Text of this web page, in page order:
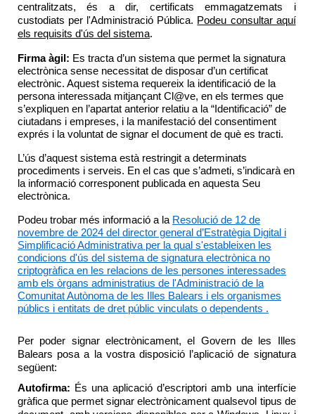
centralitzats, és a dir, certificats emmagatzemats i
custodiats per l'Administració Pública. Podeu consultar aquí
els requisits d'ús del sistema.
Firma àgil: Es tracta d’un sistema que permet la signatura
electrònica sense necessitat de disposar d’un certificat
electrònic. Aquest sistema requereix la identificació de la
persona interessada mitjançant Cl@ve, en els termes que
s’expliquen en l’apartat anterior relatiu a la “Identificació” de
ciutadans i empreses, i la manifestació del consentiment
exprés i la voluntat de signar el document de què es tracti.
L’ús d’aquest sistema està restringit a determinats
procediments i serveis. En el cas que s’admeti, s’indicarà en
la informació corresponent publicada en aquesta Seu
electrònica.
Podeu trobar més informació a la Resolució de 12 de
novembre de 2024 del director general d’Estratègia Digital i
Simplificació Administrativa per la qual s'estableixen les
condicions d'ús del sistema de signatura electrònica no
criptogràfica en les relacions de les persones interessades
amb els òrgans administratius de l'Administració de la
Comunitat Autònoma de les Illes Balears i els organismes
públics i entitats de dret públic vinculats o dependents .
Per poder signar electrònicament, el Govern de les Illes
Balears posa a la vostra disposició l’aplicació de signatura
següent:
Autofirma: És una aplicació d’escriptori amb una interfície
gràfica que permet signar electrònicament qualsevol tipus de